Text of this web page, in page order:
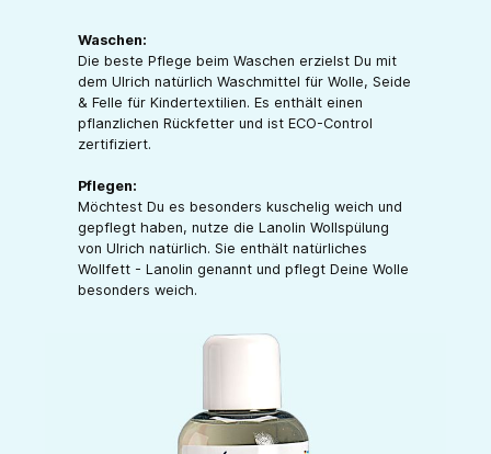
Waschen:
Die beste Pflege beim Waschen erzielst Du mit
dem Ulrich natürlich Waschmittel für Wolle, Seide
& Felle für Kindertextilien. Es enthält einen
pflanzlichen Rückfetter und ist ECO-Control
zertifiziert.
Pflegen:
Möchtest Du es besonders kuschelig weich und
gepflegt haben, nutze die Lanolin Wollspülung
von Ulrich natürlich. Sie enthält natürliches
Wollfett - Lanolin genannt und pflegt Deine Wolle
besonders weich.